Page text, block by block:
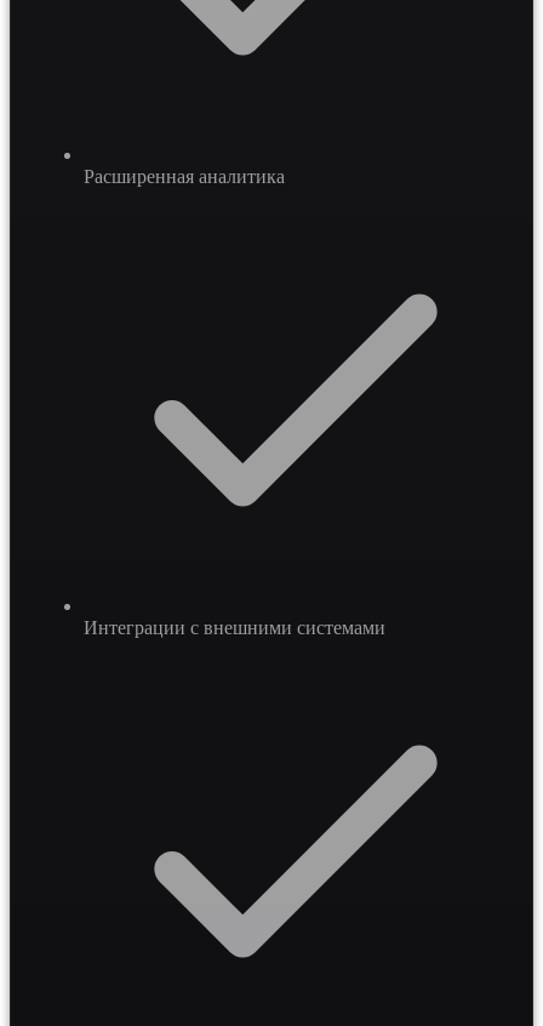
Расширенная аналитика
Интеграции с внешними системами